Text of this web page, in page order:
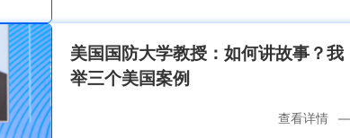
美国国防大学教授：如何讲故事？我
举三个美国案例
查看详情